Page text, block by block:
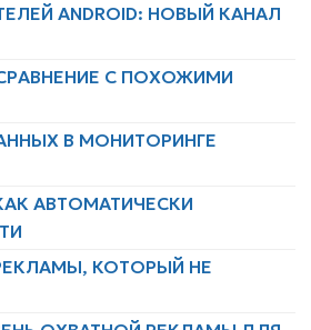
ANDROID: НОВЫЙ КАНАЛ
С ПОХОЖИМИ
В МОНИТОРИНГЕ
АВТОМАТИЧЕСКИ
КОТОРЫЙ НЕ